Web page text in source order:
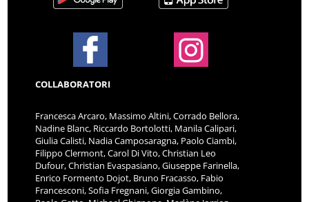
COLLABORATORI
Francesca Arcaro, Massimo Altini, Corrado Bellora,
Nadine Blanc, Riccardo Bortolotti, Manila Calipari,
Giulia Calisti, Nadia Camposaragna, Paolo Ciambi,
Filippo Clermont, Carol Di Vito, Christian Leo
Dufour, Christian Evaspasiano, Giuseppe Farinella,
Enrico Formento Dojot, Bruno Fracasso, Fabio
Francesconi, Sofia Fregnani, Giorgia Gambino,